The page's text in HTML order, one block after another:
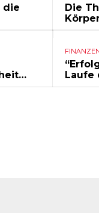
die
Die
Laufe